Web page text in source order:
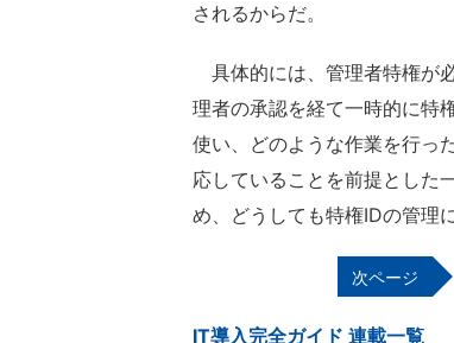
されるからだ。
具体的には、管理者特権が
理者の承認を経て一時的に特
使い、どのような作業を行っ
応していることを前提とした
め、どうしても特権IDの管理
IT導入完全ガイド 連載一覧